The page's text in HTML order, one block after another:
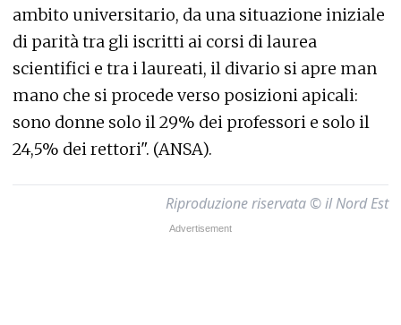
ambito universitario, da una situazione iniziale
di parità tra gli iscritti ai corsi di laurea
scientifici e tra i laureati, il divario si apre man
mano che si procede verso posizioni apicali:
sono donne solo il 29% dei professori e solo il
24,5% dei rettori". (ANSA).
Riproduzione riservata © il Nord Est